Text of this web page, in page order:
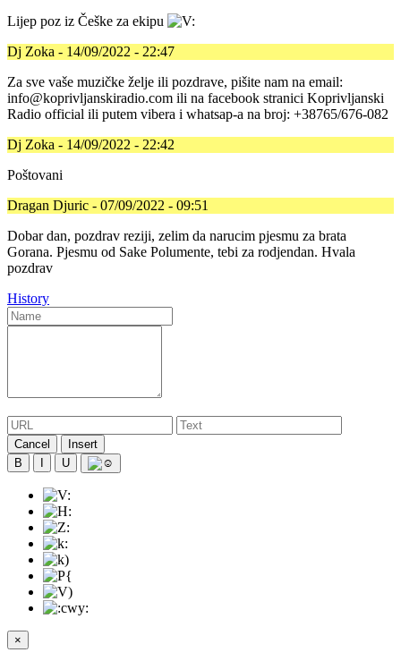
Lijep poz iz Češke za ekipu
Dj Zoka - 14/09/2022 - 22:47
Za sve vaše muzičke želje ili pozdrave, pišite nam na email:
info@koprivljanskiradio.com ili na facebook stranici Koprivljanski
Radio official ili putem vibera i whatsap-a na broj: +38765/676-082
Dj Zoka - 14/09/2022 - 22:42
Poštovani
Dragan Djuric - 07/09/2022 - 09:51
Dobar dan, pozdrav reziji, zelim da narucim pjesmu za brata
Gorana. Pjesmu od Sake Polumente, tebi za rodjendan. Hvala
pozdrav
History
Cancel
Insert
B
U
×